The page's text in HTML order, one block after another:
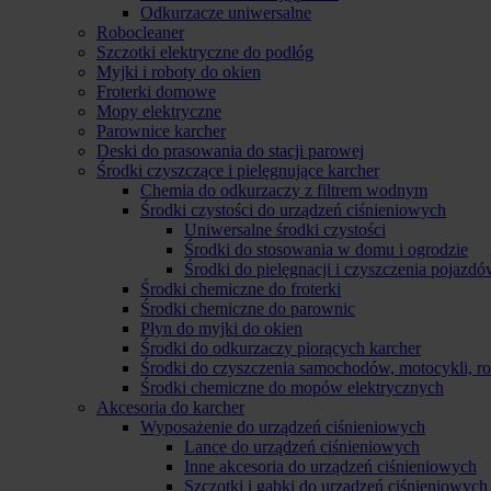
Odkurzacze uniwersalne
Robocleaner
Szczotki elektryczne do podłóg
Myjki i roboty do okien
Froterki domowe
Mopy elektryczne
Parownice karcher
Deski do prasowania do stacji parowej
Środki czyszczące i pielęgnujące karcher
Chemia do odkurzaczy z filtrem wodnym
Środki czystości do urządzeń ciśnieniowych
Uniwersalne środki czystości
Środki do stosowania w domu i ogrodzie
Środki do pielęgnacji i czyszczenia
Środki chemiczne do froterki
Środki chemiczne do parownic
Płyn do myjki do okien
Środki do odkurzaczy piorących karcher
Środki do czyszczenia samochodów, motocykli,
Środki chemiczne do mopów elektrycznych
Akcesoria do karcher
Wyposażenie do urządzeń ciśnieniowych
Lance do urządzeń ciśnieniowych
Inne akcesoria do urządzeń ciśnieniowych
Szczotki i gąbki do urządzeń ciśnieniowych